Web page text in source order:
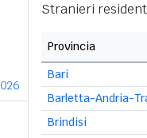
Stranieri
Provincia
Bari
Barletta-Andria-
Brindisi